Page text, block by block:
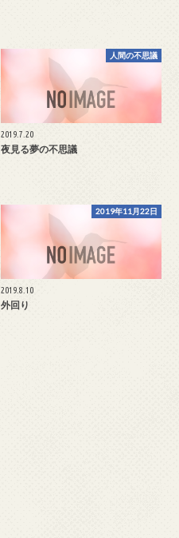
人間の不思議
2019.7.20
夜見る夢の不思議
2019年11月22日
2019.8.10
外回り